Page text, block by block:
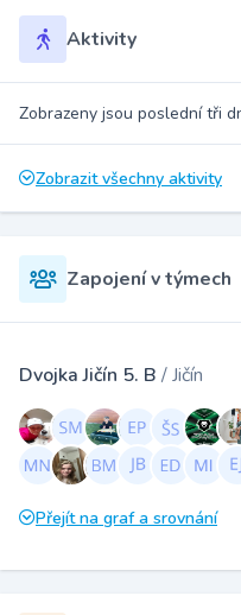
Aktivity
Zobrazeny jsou poslední tři
Zobrazit všechny aktivity
Zapojení v týmech
Dvojka Jičín 5. B / Jičín
Přejít na graf a srovnání